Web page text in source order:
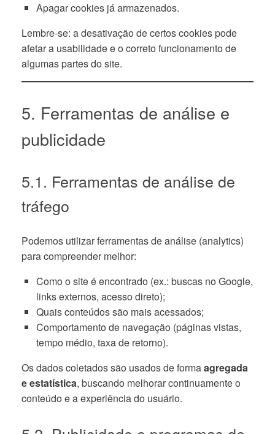
Apagar cookies já armazenados.
Lembre-se: a desativação de certos cookies pode
afetar a usabilidade e o correto funcionamento de
algumas partes do site.
5. Ferramentas de análise e
publicidade
5.1. Ferramentas de análise de
tráfego
Podemos utilizar ferramentas de análise (analytics)
para compreender melhor:
Como o site é encontrado (ex.: buscas no Google,
links externos, acesso direto);
Quais conteúdos são mais acessados;
Comportamento de navegação (páginas vistas,
tempo médio, taxa de retorno).
Os dados coletados são usados de formaagregada
e estatística, buscando melhorar continuamente o
conteúdo e a experiência do usuário.